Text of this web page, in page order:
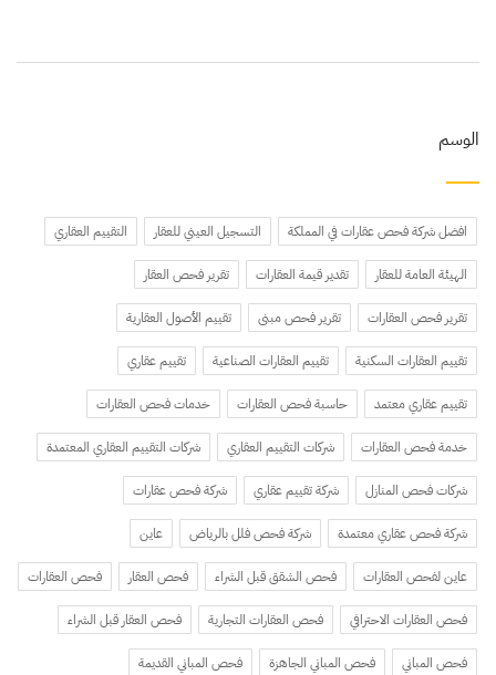
الوسم
افضل شركة فحص عقارات في المملكة التسجيل العيني للعقار التقييم العقاري
الهيئة العامة للعقار تقدير قيمة العقارات تقرير فحص العقار
تقرير فحص العقارات تقرير فحص مبنى تقييم الأصول العقارية
تقييم العقارات السكنية تقييم العقارات الصناعية تقييم عقاري
تقييم عقاري معتمد حاسبة فحص العقارات خدمات فحص العقارات
خدمة فحص العقارات شركات التقييم العقاري شركات التقييم العقاري المعتمدة
شركات فحص المنازل شركة تقييم عقاري شركة فحص عقارات
شركة فحص عقاري معتمدة شركة فحص فلل بالرياض عاين
عاين لفحص العقارات فحص الشقق قبل الشراء فحص العقار فحص العقارات
فحص العقارات الاحترافي فحص العقارات التجارية فحص العقار قبل الشراء
فحص المباني فحص المباني الجاهزة فحص المباني القديمة